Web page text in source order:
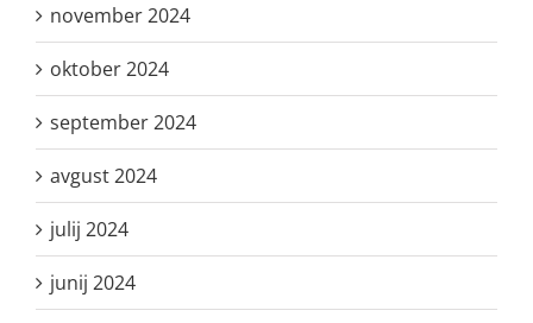
november 2024
oktober 2024
september 2024
avgust 2024
julij 2024
junij 2024